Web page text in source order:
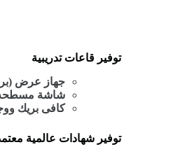
توفير قاعات تدريبية
جهاز عرض
شاشة
كافى بريك
توفير شهادات عالمية